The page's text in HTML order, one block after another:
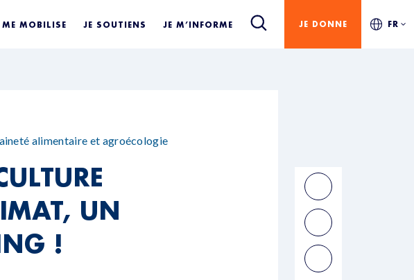
ME MOBILISE JE SOUTIENS JE M’INFORME JE DONNE FR
alimentaire et agroécologie
UN
!